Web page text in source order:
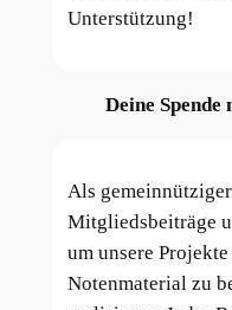
Unterstützung!
Deine Spende
Als
Mitgliedsbeiträge
um unsere
Notenmaterial zu